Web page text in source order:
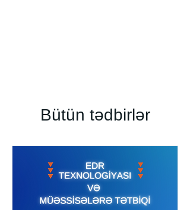
Bütün tədbirlər